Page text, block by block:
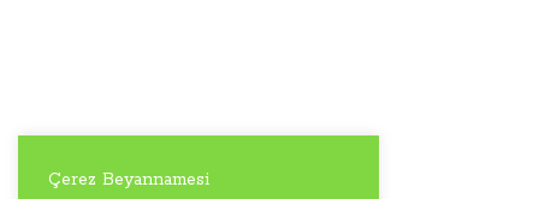
Çerez Beyannamesi